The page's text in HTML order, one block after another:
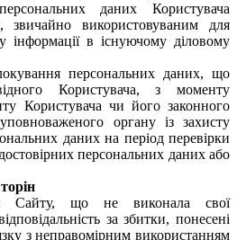
даних Користувача
звичайно використовуваним для
інформації в існуючому діловому
персональних даних, що
Користувача, з моменту
Користувача чи його законного
органу із захисту
даних на період перевірки
персональних даних або
Сайту, що не виконала свої
за збитки, понесені
з неправомірним використанням